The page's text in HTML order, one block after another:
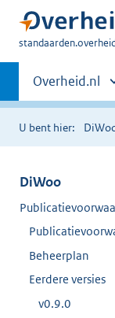
U
hier:
Primaire
navigatie
Andere
sites
binnen
Overheid.nl
U bent hier:
DiWoo
Beheerplan
Eerdere versies
v0.9.0